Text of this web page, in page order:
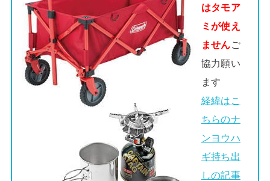
はタモア
ミが使え
ませんご
協力願い
ます
経緯はこ
ちらのナ
ンヨウハ
ギ持ち出
しの記事